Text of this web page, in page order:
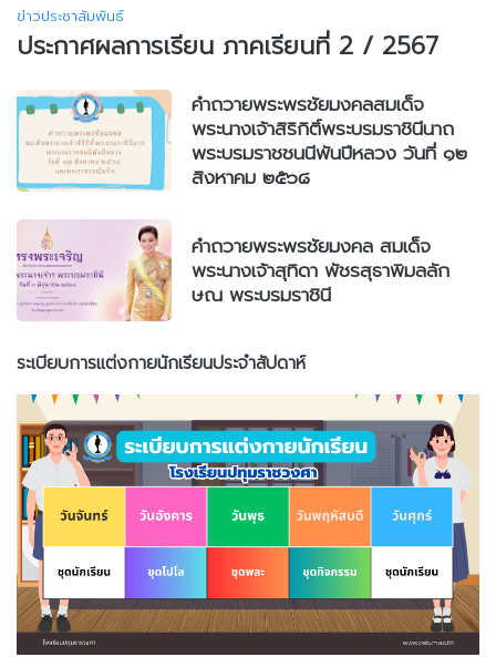
ข่าวประชาสัมพันธ์
ประกาศผลการเรียน ภาคเรียนที่ 2 / 2567
คำถวายพระพรชัยมงคลสมเด็จ
พระนางเจ้าสิริกิติ์พระบรมราชินีนาถ
พระบรมราชชนนีพันปีหลวง วันที่ ๑๒
สิงหาคม ๒๕๖๘
คำถวายพระพรชัยมงคล สมเด็จ
พระนางเจ้าสุทิดา พัชรสุธาพิมลลัก
ษณ พระบรมราชินี
ระเบียบการแต่งกายนักเรียนประจำสัปดาห์